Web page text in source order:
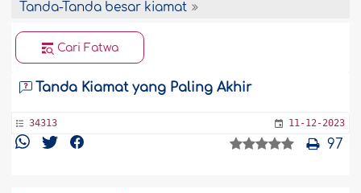
Tanda-Tanda besar kiamat
Cari Fatwa
Tanda Kiamat yang Paling Akhir
34313 11-12-2023
97